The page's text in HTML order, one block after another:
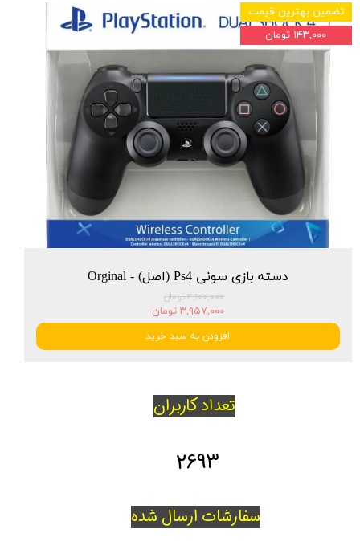
دسته بازی سونی Ps4 (اصل) - Orginal
۴,۱۰۰,۰۰۰ تومان
۳,۹۵۷,۰۰۰ تومان
افزودن به سبد خرید
تضمین بهترین قیمت
۱۴۳,۰۰۰ تومان
تعداد کاربران
سفارشات ارسال شده
2693